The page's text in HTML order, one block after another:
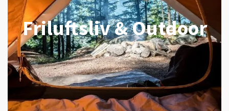
Friluftsliv & Outdoor